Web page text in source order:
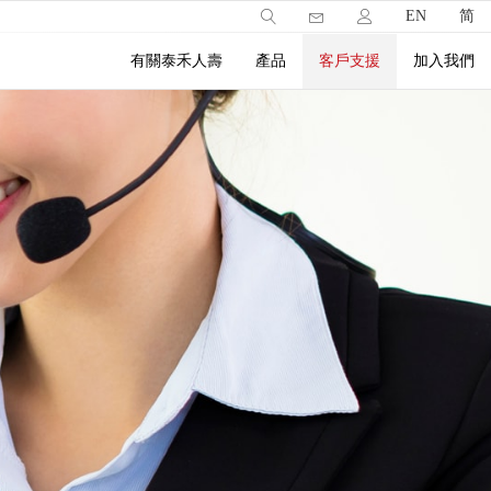
EN 简
有關泰禾人壽 產品 客戶支援 加入我們